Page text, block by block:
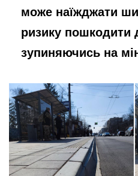
може наїжджати
ризику пошкодити
зупиняючись на